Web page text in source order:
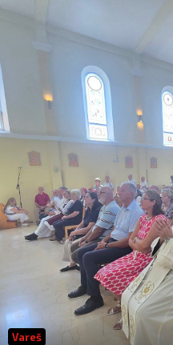
Vareš